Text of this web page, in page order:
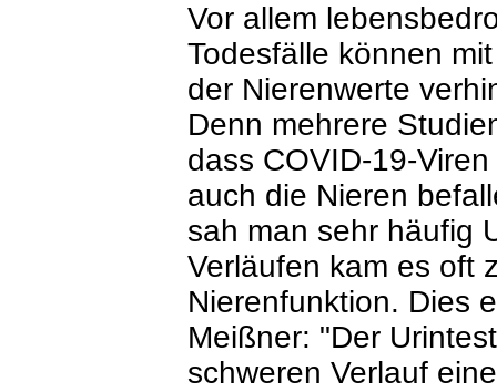
Vor allem
Todesfälle können
der Nierenwerte
Denn mehrere
dass COVID-19-
auch die Nieren
sah man sehr häufig
Verläufen kam es oft
Nierenfunktion. Dies
Meißner: "Der
schweren Verlauf